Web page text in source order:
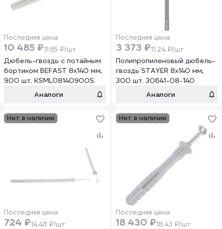
Последняя цена
10 485 ₽11.65 ₽/шт
Дюбель-гвоздь с потайным
бортиком BEFAST 8x140 мм,
900 шт. KSML08140900S
Аналоги
Последняя цена
3 373 ₽11.24 ₽/шт
Полипропиленовый дюбель-
гвоздь STAYER 8x140 мм,
300 шт. 30641-08-140
Аналоги
Нет в наличии
Последняя цена
724 ₽14.48 ₽/шт
Нет в наличии
Последняя цена
18 430 ₽18.43 ₽/шт